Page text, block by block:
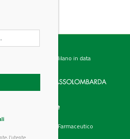
il Tribunale di Milano in data
Categorie
Chimico e Farmaceutico